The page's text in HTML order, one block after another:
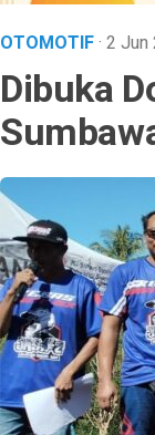
OTOMOTIF· 2
Dibuka